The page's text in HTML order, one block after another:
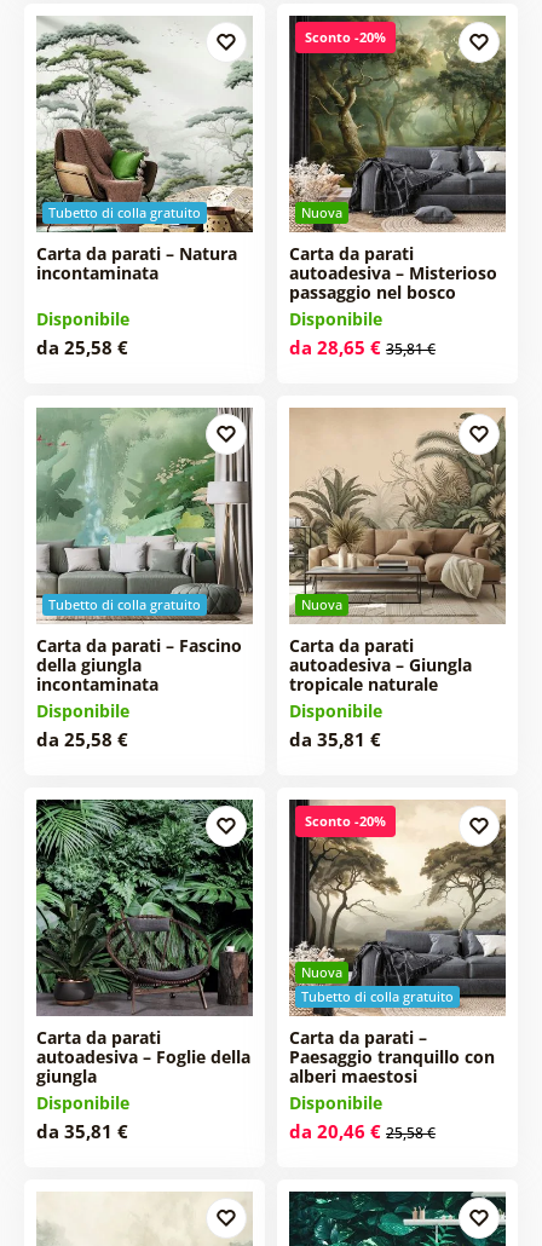
Tubetto di colla gratuito
Carta da parati – Natura
incontaminata
Disponibile
da 25,58 €
Nuova
Sconto -20%
Carta da parati
autoadesiva – Misterioso
passaggio nel bosco
Disponibile
da 28,65 € 35,81 €
Tubetto di colla gratuito
Carta da parati – Fascino
della giungla
incontaminata
Disponibile
da 25,58 €
Nuova
Carta da parati
autoadesiva – Giungla
tropicale naturale
Disponibile
da 35,81 €
Carta da parati
autoadesiva – Foglie della
giungla
Disponibile
da 35,81 €
Nuova
Tubetto di colla gratuito
Sconto -20%
Carta da parati –
Paesaggio tranquillo con
alberi maestosi
Disponibile
da 20,46 € 25,58 €